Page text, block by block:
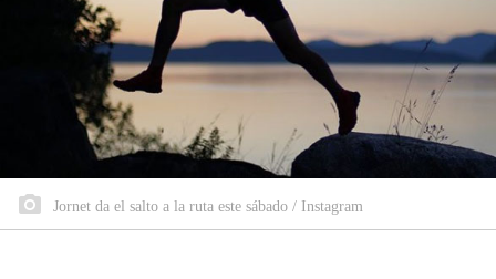
Jornet da el salto a la ruta este sábado / Instagram